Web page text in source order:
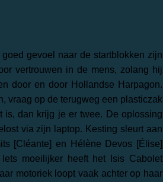
gevoel naar de startblokken zijn
vertrouwen in de mens, zolang hij
door en door Hollandse Harpagon.
vraag op de terugweg een plasticzak
is, dan krijg je er twee. De oplossing
via zijn laptop. Kesting sleurt aan
[Cléante] en Hélène Devos [Élise]
moeilijker heeft het Isis Cabolet
motoriek loopt vaak achter op haar